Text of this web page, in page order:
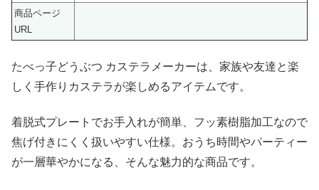
商品ページ
URL
たべっ子どうぶつ カステラメーカーは、家族や友達と楽
しく手作りカステラが楽しめるアイテムです。
着脱式プレートでお手入れが簡単、フッ素樹脂加工なので
焦げ付きにくく扱いやすい仕様。おうち時間やパーティー
が一層華やかになる、そんな魅力的な商品です。